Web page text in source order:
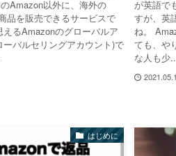
Amazon以外に、海外の
品を販売できるサービスで
るAmazonのグローバルア
ーバルセリングアカウント)で
が英語で
すが、英
ね。
ても、や
な人も少
はじめに